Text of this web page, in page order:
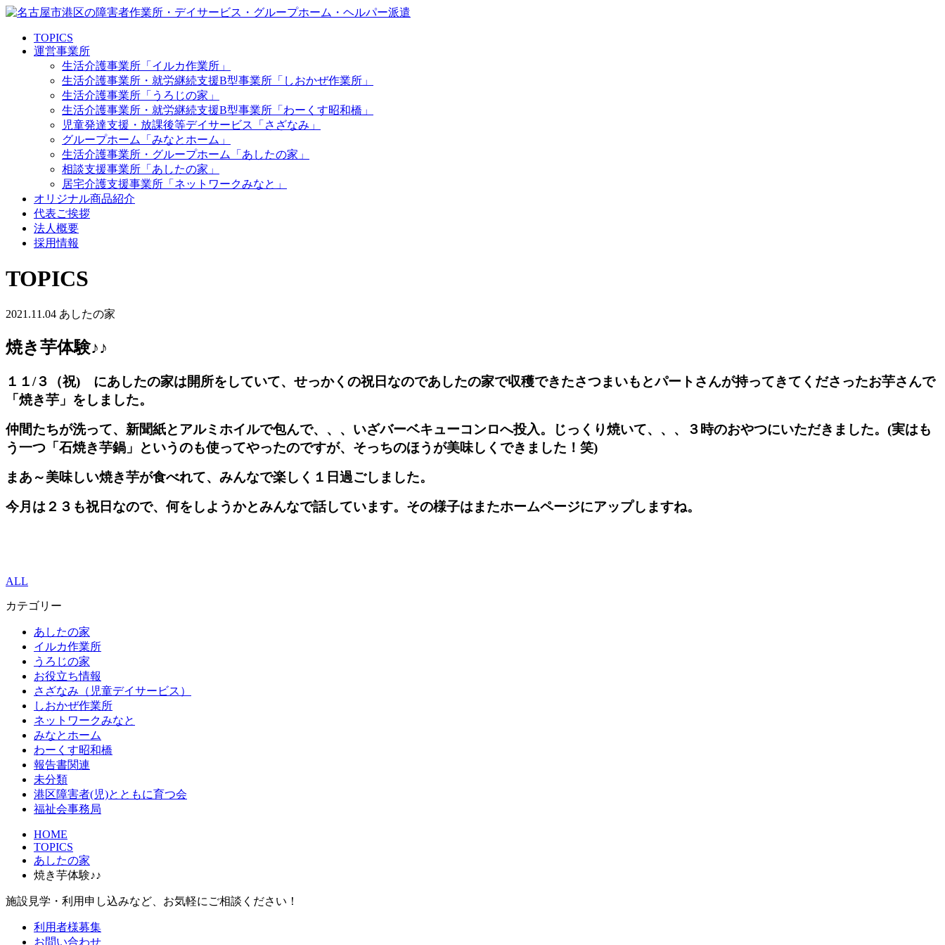
TOPICS
運営事業所
生活介護事業所「イルカ作業所」
生活介護事業所・就労継続支援B型事業所「しおかぜ作業所」
生活介護事業所「うろじの家」
生活介護事業所・就労継続支援B型事業所「わーくす昭和橋」
児童発達支援・放課後等デイサービス「さざなみ」
グループホーム「みなとホーム」
生活介護事業所・グループホーム「あしたの家」
相談支援事業所「あしたの家」
居宅介護支援事業所「ネットワークみなと」
オリジナル商品紹介
代表ご挨拶
法人概要
採用情報
TOPICS
2021.11.04 あしたの家
焼き芋体験♪♪
１１/３（祝) にあしたの家は開所をしていて、せっかくの祝日なのであしたの家で収穫できたさつまいもとパートさんが持ってきてくださったお芋さんで
「焼き芋」をしました。
仲間たちが洗って、新聞紙とアルミホイルで包んで、、、いざバーベキューコンロへ投入。じっくり焼いて、、、３時のおやつにいただきました。(実はも
う一つ「石焼き芋鍋」というのも使ってやったのですが、そっちのほうが美味しくできました！笑)
まあ～美味しい焼き芋が食べれて、みんなで楽しく１日過ごしました。
今月は２３も祝日なので、何をしようかとみんなで話しています。その様子はまたホームページにアップしますね。
ALL
カテゴリー
あしたの家
イルカ作業所
うろじの家
お役立ち情報
さざなみ（児童デイサービス）
しおかぜ作業所
ネットワークみなと
みなとホーム
わーくす昭和橋
報告書関連
未分類
港区障害者(児)とともに育つ会
福祉会事務局
HOME
TOPICS
あしたの家
焼き芋体験♪♪
施設見学・利用申し込みなど、お気軽にご相談ください！
利用者様募集
お問い合わせ